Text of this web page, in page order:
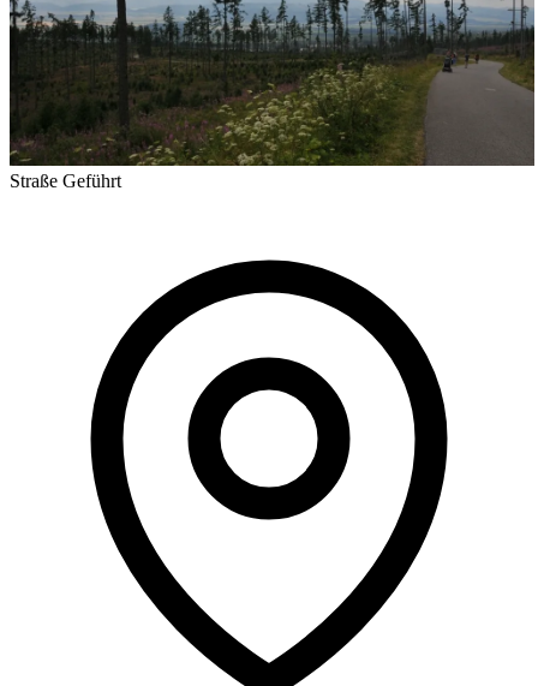
Straße Geführt